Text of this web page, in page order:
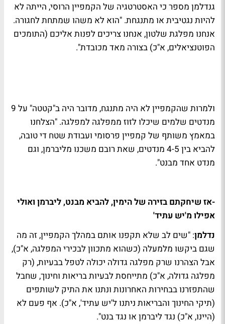
גנדלמן מספר כי האסטרטגיה של הקמפיין הרוסי, הייתה לא
להיות נגטיבית או מתנגחת. "הוא לא משהו שמתחת לחגורה.
אנחנו מפלגת שלטון, אנחנו צריכים לפנות אליכם (התומכים
הפוטנציאלים, א"כ) בצורה מאד מכובדת".
ולמרות שהקמפיין לא היה מתנגח, מדובר היה ב"קטטה" על 9
מנדטים שלמים שיכלו לזוז ממפלגה למפלגה. "הצלחנו
במאמץ משותף של קמפיין פרסומי ועבודת שטח די טובה,
להביא בין 4-5 מנדטים, שאת רובם משכנו מליברמן, וגם
מנדט אחד מבנט".
-אז שיחקתם בזירה של הימין, להביא מבנט, ליברמן ואולי
אפילו מ'יש עתיד'
נדלמן: "שים לב שלא תקפנו אותם במהלך הקמפיין, זה מה
שגם ביקשו מלמעלה (כשהוא מתכוון לבכירי המפלגה, א"כ),
אבל הצהרנו שרק מפלגה גדולה יכולה לטפל בבעיות, (רק
מפלגה גדולה, א"כ) מתייחסת לבעיות בריאות וחינוך, שחבל
שהתפזרנו בבחירות האחרונות ונתנו את התיק לשותפים
(תיקי החינוך והבריאות ניתנו ל'יש עתיד', א"כ). אף פעם לא
(היינו, א"כ) נגד ליברמן או נגד בנט".